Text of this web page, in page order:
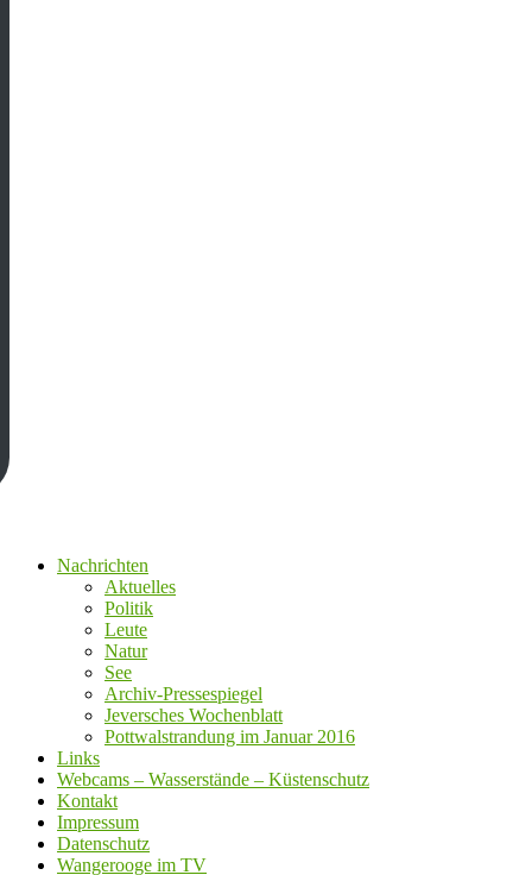
Nachrichten
Aktuelles
Politik
Leute
Natur
See
Archiv-Pressespiegel
Jeversches Wochenblatt
Pottwalstrandung im Januar 2016
Links
Webcams – Wasserstände – Küstenschutz
Kontakt
Impressum
Datenschutz
Wangerooge im TV